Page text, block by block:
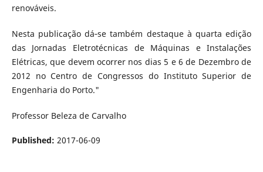
renováveis.
Nesta publicação dá‐se também destaque à quarta edição
das Jornadas Eletrotécnicas de Máquinas e Instalações
Elétricas, que devem ocorrer nos dias 5 e 6 de Dezembro de
2012 no Centro de Congressos do Instituto Superior de
Engenharia do Porto."
Professor Beleza de Carvalho
Published: 2017-06-09